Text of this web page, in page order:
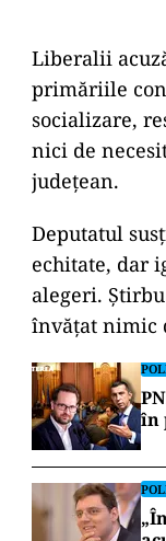
Liberalii
primăriile
socializare,
nici de
județean.
Deputatul
echitate, dar
alegeri.
învățat nimic
în